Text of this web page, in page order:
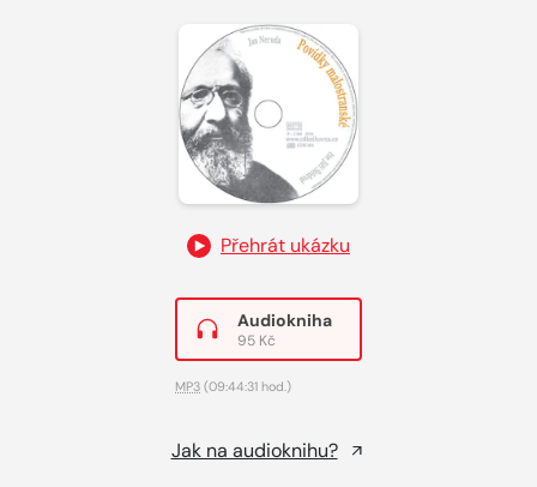
Přehrát ukázku
Audiokniha
95 Kč
MP3 (09:44:31 hod.)
Jak na audioknihu?